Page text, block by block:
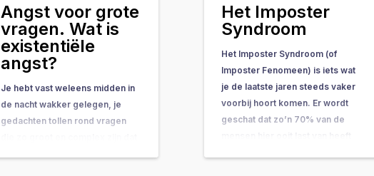
Angst voor grote
vragen. Wat is
existentiële
angst?
Je hebt vast weleens midden in
de nacht wakker gelegen, je
gedachten tollen rond vragen
Het Imposter
Syndroom
Het Imposter Syndroom (of
Imposter Fenomeen) is iets wat
je de laatste jaren steeds vaker
voorbij hoort komen. Er wordt
geschat dat zo’n 70% van de